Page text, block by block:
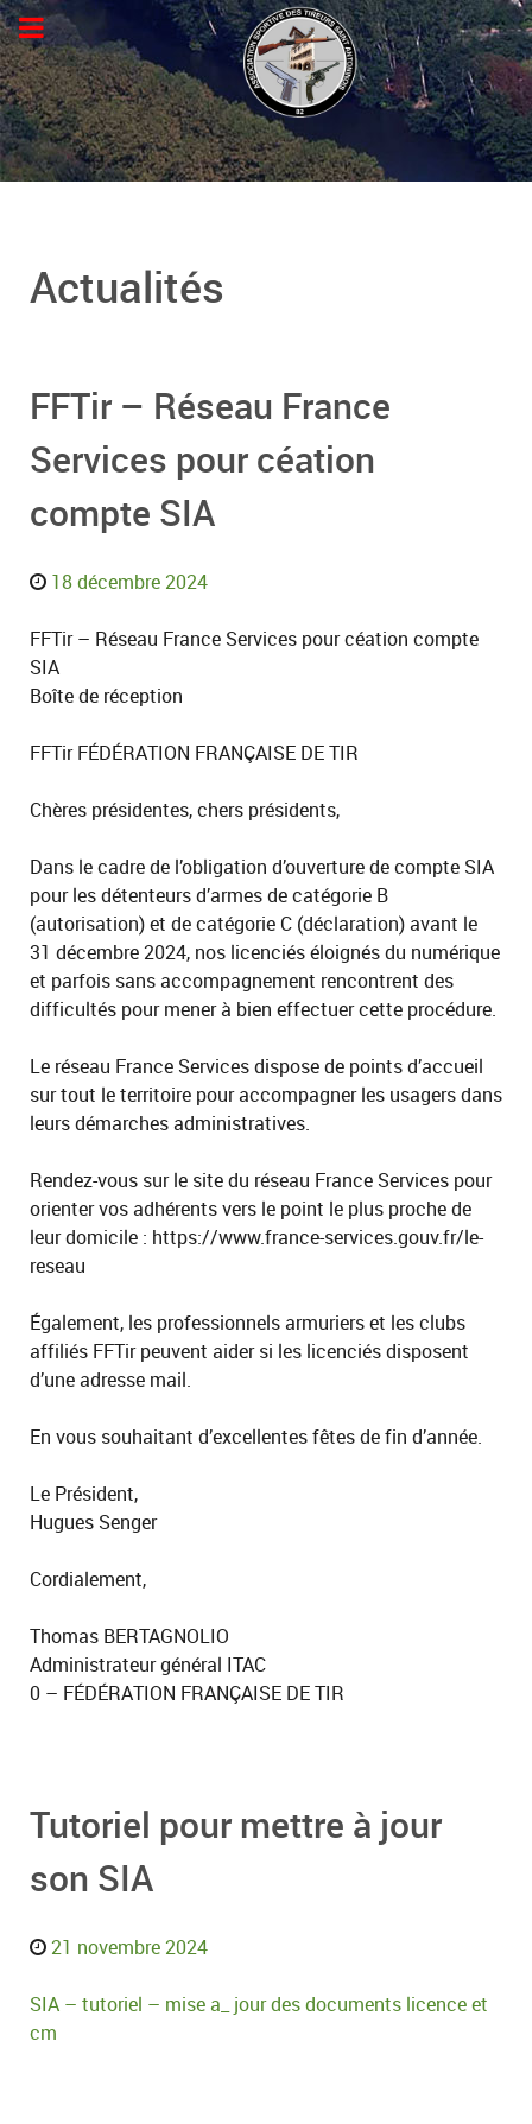
Actualités
FFTir – Réseau France
Services pour céation
compte SIA
18 décembre 2024
FFTir – Réseau France Services pour céation compte
SIA
Boîte de réception
FFTir FÉDÉRATION FRANÇAISE DE TIR
Chères présidentes, chers présidents,
Dans le cadre de l’obligation d’ouverture de compte SIA
pour les détenteurs d’armes de catégorie B
(autorisation) et de catégorie C (déclaration) avant le
31 décembre 2024, nos licenciés éloignés du numérique
et parfois sans accompagnement rencontrent des
difficultés pour mener à bien effectuer cette procédure.
Le réseau France Services dispose de points d’accueil
sur tout le territoire pour accompagner les usagers dans
leurs démarches administratives.
Rendez-vous sur le site du réseau France Services pour
orienter vos adhérents vers le point le plus proche de
leur domicile : https://www.france-services.gouv.fr/le-
reseau
Également, les professionnels armuriers et les clubs
affiliés FFTir peuvent aider si les licenciés disposent
d’une adresse mail.
En vous souhaitant d’excellentes fêtes de fin d’année.
Le Président,
Hugues Senger
Cordialement,
Thomas BERTAGNOLIO
Administrateur général ITAC
0 – FÉDÉRATION FRANÇAISE DE TIR
Tutoriel pour mettre à jour
son SIA
21 novembre 2024
SIA – tutoriel – mise a_ jour des documents licence et
cm